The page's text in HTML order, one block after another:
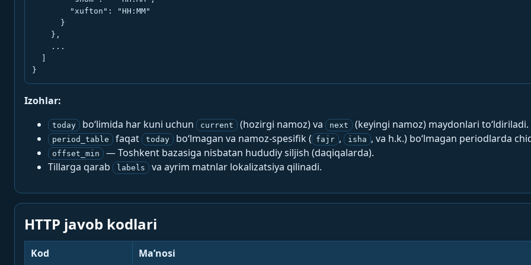
        "xufton": "HH:MM"
      }
    },
    ...
}
Izohlar:
today bo‘limida har kuni uchun current (hozirgi namoz) va next (keyingi namoz) maydonlari to‘ldiriladi.
period_table faqat today bo‘lmagan va namoz-spesifik ( fajr , isha , va h.k.) bo‘lmagan periodlarda
offset_min
— Toshkent bazasiga nisbatan hududiy siljish (daqiqalarda).
Tillarga qarab
labels va ayrim matnlar lokalizatsiya qilinadi.
HTTP javob kodlari
Kod Ma’nosi